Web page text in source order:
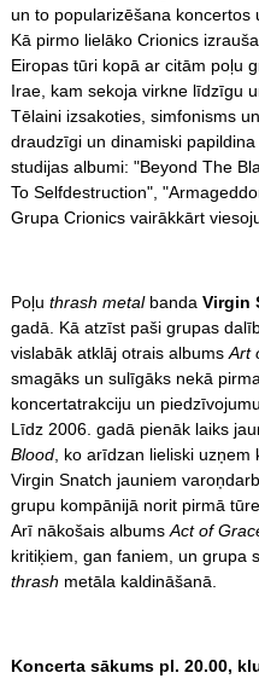
un to popularizēšana koncertos
Kā pirmo lielāko Crionics
Eiropas tūri kopā ar citām poļu
Irae, kam sekoja virkne līdzīgu
Tēlaini izsakoties, simfonisms
draudzīgi un dinamiski
studijas albumi: "Beyond The
To Selfdestruction",
Grupa Crionics vairākkārt
Poļu thrash metalbanda Virgin
gadā. Kā atzīst paši grupas
vislabāk atklāj otrais albums Art
smagāks un sulīgāks nekā
koncertatrakciju un
Līdz 2006. gadā pienāk laiks
Blood, ko arīdzan lieliski uzņem
Virgin Snatch jauniem
grupu kompānijā norit pirmā
Arī nākošais albums Act of
kritiķiem, gan faniem, un grupa
thrash metāla kaldināšanā.
Koncerta sākums pl. 20.00,